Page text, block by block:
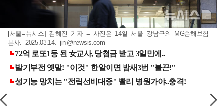
[서울=뉴시스] 김혜진 기자 = 사진은 14일 서울 강남구의 MG손해보험
본사. 2025.03.14. jini@newsis.com